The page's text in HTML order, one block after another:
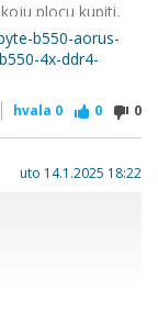
plocu kupiti,
upgrade
tj koja ima
b550-aorus-
4x-ddr4-
hvala 0 0 0
uto 14.1.2025 18:22